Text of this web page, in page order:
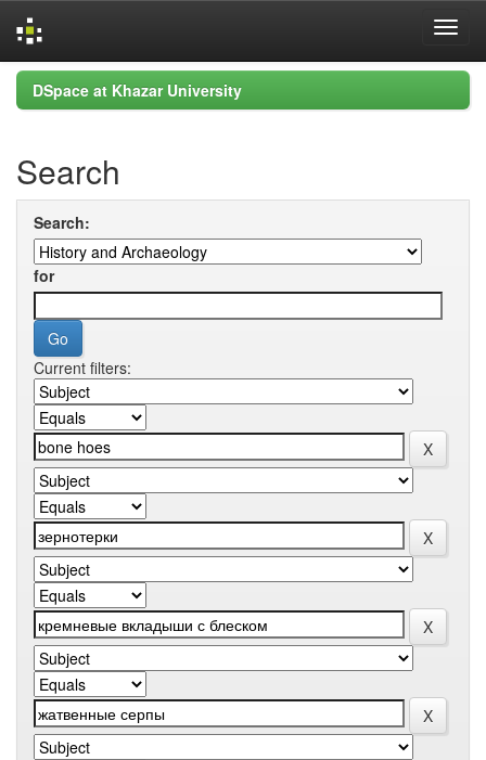
Skip
navigation
DSpace at Khazar University
Search
Search:
for
Current filters: